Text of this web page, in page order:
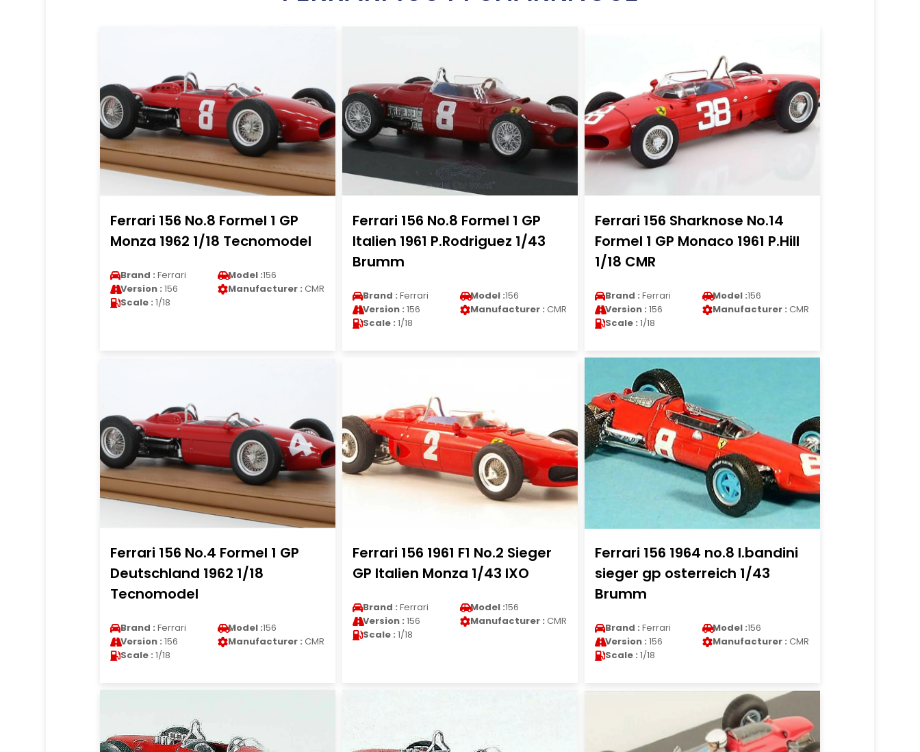
Ferrari 156 No.8 Formel 1 GP
Monza 1962 1/18 Tecnomodel
Brand : Ferrari Model :156
Version : 156 Manufacturer : CMR
Scale : 1/18
Ferrari 156 No.8 Formel 1 GP
Italien 1961 P.Rodriguez 1/43
Brumm
Brand : Ferrari Model :156
Version : 156 Manufacturer : CMR
Scale : 1/18
Ferrari 156 Sharknose No.14
Formel 1 GP Monaco 1961 P.Hill
1/18 CMR
Brand : Ferrari Model :156
Version : 156 Manufacturer : CMR
Scale : 1/18
Ferrari 156 No.4 Formel 1 GP
Deutschland 1962 1/18
Tecnomodel
Brand : Ferrari Model :156
Version : 156 Manufacturer : CMR
Scale : 1/18
Ferrari 156 1961 F1 No.2 Sieger
GP Italien Monza 1/43 IXO
Brand : Ferrari Model :156
Version : 156 Manufacturer : CMR
Scale : 1/18
Ferrari 156 1964 no.8 l.bandini
sieger gp osterreich 1/43
Brumm
Brand : Ferrari Model :156
Version : 156 Manufacturer : CMR
Scale : 1/18